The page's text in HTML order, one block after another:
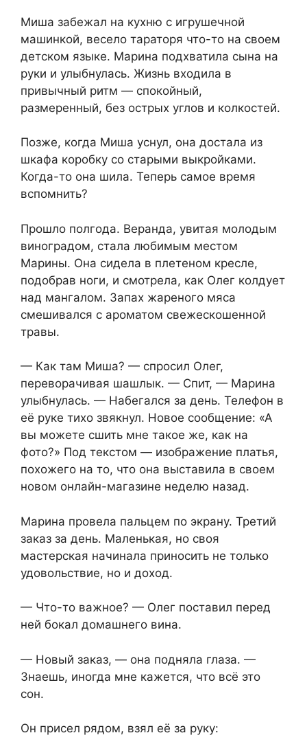
Миша забежал на кухню с игрушечной
машинкой, весело тараторя что-то на своем
детском языке. Марина подхватила сына на
руки и улыбнулась. Жизнь входила в
привычный ритм — спокойный,
размеренный, без острых углов и колкостей.
Позже, когда Миша уснул, она достала из
шкафа коробку со старыми выкройками.
Когда-то она шила. Теперь самое время
вспомнить?
Прошло полгода. Веранда, увитая молодым
виноградом, стала любимым местом
Марины. Она сидела в плетеном кресле,
подобрав ноги, и смотрела, как Олег колдует
над мангалом. Запах жареного мяса
смешивался с ароматом свежескошенной
травы.
— Как там Миша? — спросил Олег,
переворачивая шашлык. — Спит, — Марина
улыбнулась. — Набегался за день. Телефон в
её руке тихо звякнул. Новое сообщение: «А
вы можете сшить мне такое же, как на
фото?» Под текстом — изображение платья,
похожего на то, что она выставила в своем
новом онлайн-магазине неделю назад.
Марина провела пальцем по экрану. Третий
заказ за день. Маленькая, но своя
мастерская начинала приносить не только
удовольствие, но и доход.
— Что-то важное? — Олег поставил перед
ней бокал домашнего вина.
— Новый заказ, — она подняла глаза. —
Знаешь, иногда мне кажется, что всё это
сон.
Он присел рядом, взял её за руку: